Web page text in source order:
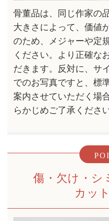
骨董品は、同じ作家の
大きさによって、価値
のため、メジャーや定
ください。より正確な
だきます。反対に、サ
でのお写真ですと、標
案内させていただく場
らかじめご了承ください
傷・欠け・シ
カッ